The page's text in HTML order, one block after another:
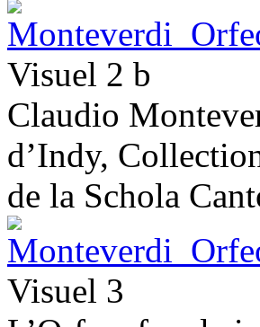
Visuel 2 b
Claudio
d’Indy,
de la Schola
Visuel 3